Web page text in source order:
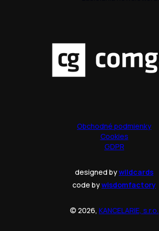
Obchodné podmienky
Cookies
GDPR
designed bywildcards
code bywisdomfactory
© 2026, KANCELARIE, s.r.o.